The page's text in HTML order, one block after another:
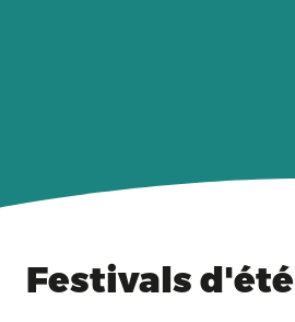
Festivals d'été